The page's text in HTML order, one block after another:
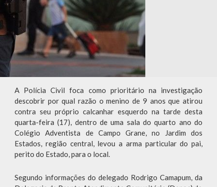
A Polícia Civil foca como prioritário na investigação
descobrir por qual razão o menino de 9 anos que atirou
contra seu próprio calcanhar esquerdo na tarde desta
quarta-feira (17), dentro de uma sala do quarto ano do
Colégio Adventista de Campo Grane, no Jardim dos
Estados, região central, levou a arma particular do pai,
perito do Estado, para o local.
Segundo informações do delegado Rodrigo Camapum, da